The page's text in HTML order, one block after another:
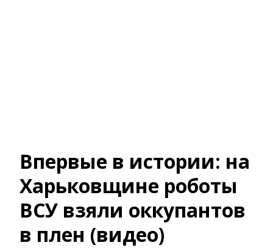
Впервые в истории: на
Харьковщине роботы
ВСУ взяли оккупантов
в плен (видео)